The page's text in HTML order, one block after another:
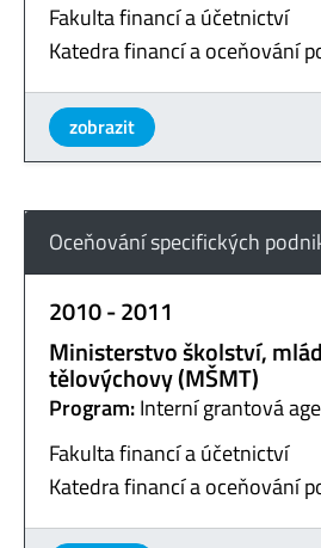
Fakulta financí a účetnictví
Katedra financí a oceňování
zobrazit
Oceňování specifických
2010 - 2011
Ministerstvo školství,
tělovýchovy (MŠMT)
Program:Interní grantová
Fakulta financí a účetnictví
Katedra financí a oceňování